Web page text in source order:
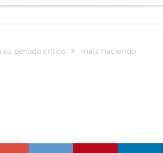
de médica y se reencontró con
su período crítico maiz naciendo